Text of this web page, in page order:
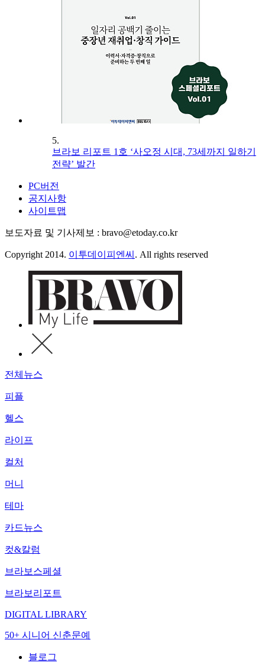
5.
브라보 리포트 1호 ‘사오정 시대, 73세까지 일하기
전략’ 발간
PC버전
공지사항
사이트맵
보도자료 및 기사제보 : bravo@etoday.co.kr
Copyright 2014. 이투데이피엔씨 . All rights reserved
전체뉴스
피플
헬스
라이프
컬처
머니
테마
카드뉴스
컷&칼럼
브라보스페셜
브라보리포트
DIGITAL LIBRARY
50+ 시니어 신춘문예
블로그